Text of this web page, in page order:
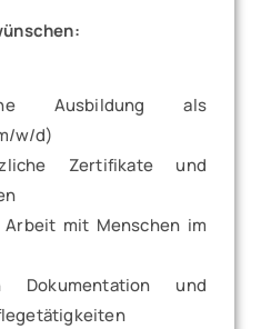
Ausbildung als
w/d)
Zertifikate und
Arbeit mit Menschen im
Dokumentation und